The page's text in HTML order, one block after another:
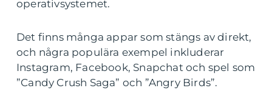
operativsystemet.
Det finns många appar som stängs av direkt,
och några populära exempel inkluderar
Instagram, Facebook, Snapchat och spel som
”Candy Crush Saga” och ”Angry Birds”.